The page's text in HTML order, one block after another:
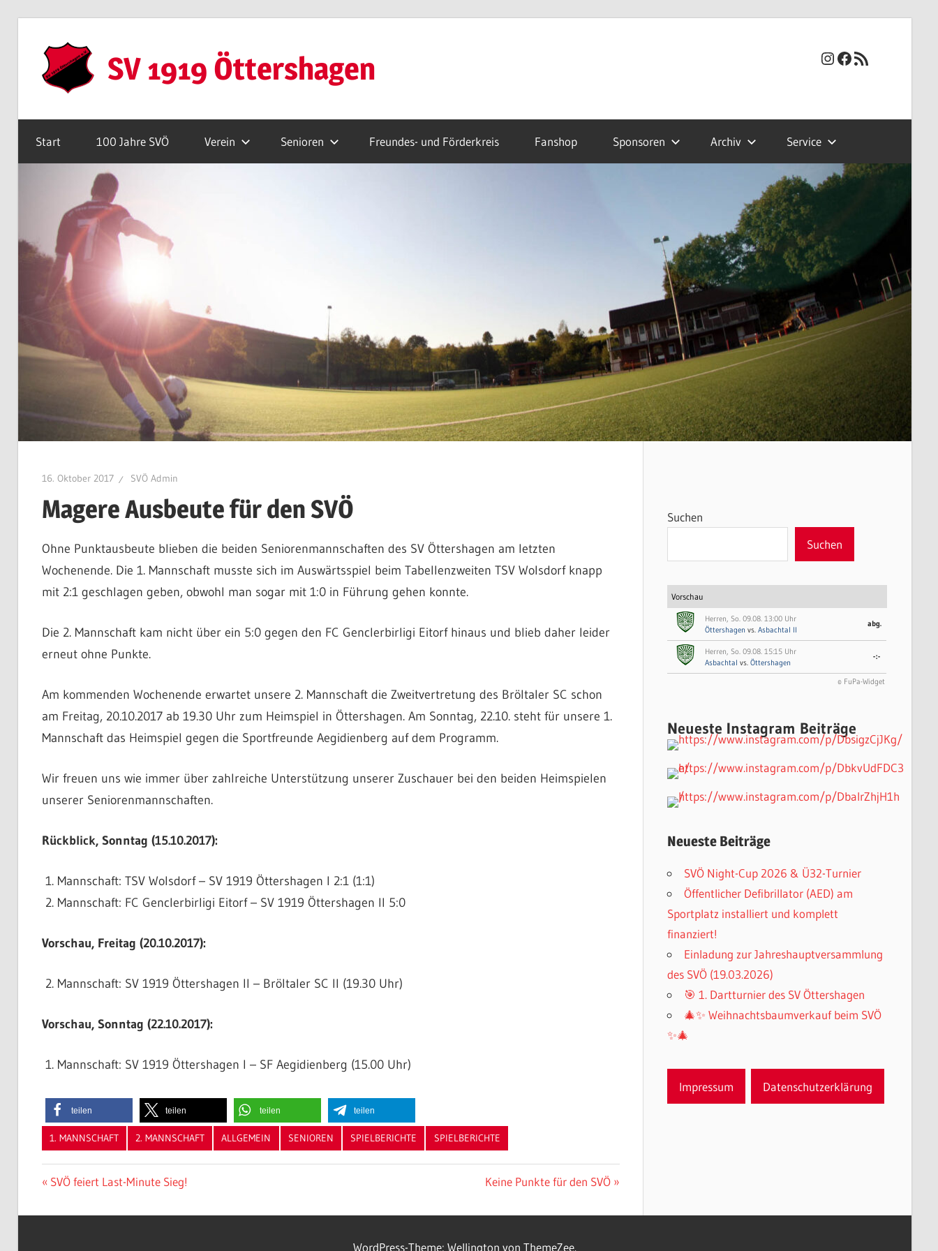
Inhalt
springen
SV 1919 Öttershagen Instagram
Facebook
RSS-Feed
Start 100 Jahre SVÖ Verein Senioren Freundes- und Förderkreis Fanshop Sponsoren Archiv Service
16. Oktober 2017 SVÖ Admin
Magere Ausbeute für den SVÖ
Ohne Punktausbeute blieben die beiden Seniorenmannschaften des SV Öttershagen am letzten
Wochenende. Die 1. Mannschaft musste sich im Auswärtsspiel beim Tabellenzweiten TSV Wolsdorf knapp
mit 2:1 geschlagen geben, obwohl man sogar mit 1:0 in Führung gehen konnte.
Die 2. Mannschaft kam nicht über ein 5:0 gegen den FC Genclerbirligi Eitorf hinaus und blieb daher leider
erneut ohne Punkte.
Am kommenden Wochenende erwartet unsere 2. Mannschaft die Zweitvertretung des Bröltaler SC schon
am Freitag, 20.10.2017 ab 19.30 Uhr zum Heimspiel in Öttershagen. Am Sonntag, 22.10. steht für unsere 1.
Mannschaft das Heimspiel gegen die Sportfreunde Aegidienberg auf dem Programm.
Wir freuen uns wie immer über zahlreiche Unterstützung unserer Zuschauer bei den beiden Heimspielen
unserer Seniorenmannschaften.
Rückblick, Sonntag (15.10.2017):
Mannschaft: TSV Wolsdorf – SV 1919 Öttershagen I 2:1 (1:1)
Mannschaft: FC Genclerbirligi Eitorf – SV 1919 Öttershagen II 5:0
Vorschau, Freitag (20.10.2017):
Mannschaft: SV 1919 Öttershagen II – Bröltaler SC II (19.30 Uhr)
Vorschau, Sonntag (22.10.2017):
Mannschaft: SV 1919 Öttershagen I – SF Aegidienberg (15.00 Uhr)
teilen teilen teilen teilen
1. MANNSCHAFT 2. MANNSCHAFT ALLGEMEIN SENIOREN SPIELBERICHTE SPIELBERICHTE
Beitragsnavigation
Vorheriger
SVÖ feiert Last-Minute Sieg!
Nächster
Keine Punkte für den SVÖ
Suchen
Suchen
Vorschau
Herren, So. 09.08. 13:00 Uhr
Öttershagen vs. Asbachtal II
abg.
Herren, So. 09.08. 15:15 Uhr
Asbachtal vs. Öttershagen
-:-
© FuPa-Widget
Neueste Instagram Beiträge
Neueste Beiträge
SVÖ Night-Cup 2026 & Ü32-Turnier
Öffentlicher Defibrillator (AED) am
Sportplatz installiert und komplett
finanziert!
Einladung zur Jahreshauptversammlung
des SVÖ (19.03.2026)
🎯 1. Dartturnier des SV Öttershagen
🎄✨ Weihnachtsbaumverkauf beim SVÖ
✨🎄
Impressum Datenschutzerklärung
WordPress-Theme: Wellington von ThemeZee.